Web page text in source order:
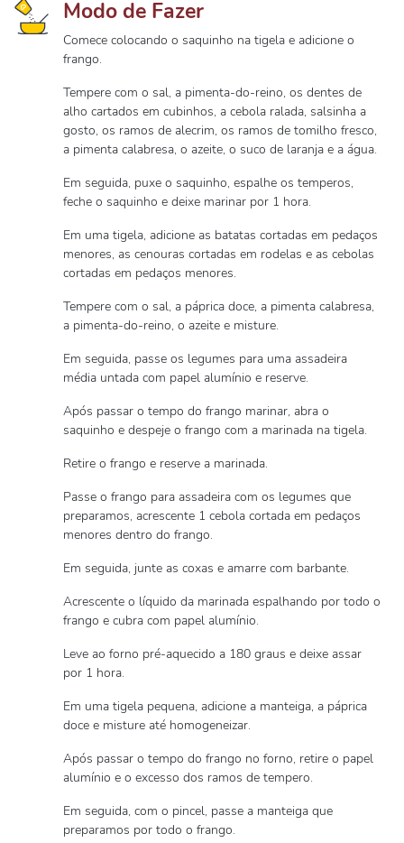
Modo de Fazer
Comece colocando o saquinho na tigela e adicione o
frango.
Tempere com o sal, a pimenta-do-reino, os dentes de
alho cartados em cubinhos, a cebola ralada, salsinha a
gosto, os ramos de alecrim, os ramos de tomilho fresco,
a pimenta calabresa, o azeite, o suco de laranja e a água.
Em seguida, puxe o saquinho, espalhe os temperos,
feche o saquinho e deixe marinar por 1 hora.
Em uma tigela, adicione as batatas cortadas em pedaços
menores, as cenouras cortadas em rodelas e as cebolas
cortadas em pedaços menores.
Tempere com o sal, a páprica doce, a pimenta calabresa,
a pimenta-do-reino, o azeite e misture.
Em seguida, passe os legumes para uma assadeira
média untada com papel alumínio e reserve.
Após passar o tempo do frango marinar, abra o
saquinho e despeje o frango com a marinada na tigela.
Retire o frango e reserve a marinada.
Passe o frango para assadeira com os legumes que
preparamos, acrescente 1 cebola cortada em pedaços
menores dentro do frango.
Em seguida, junte as coxas e amarre com barbante.
Acrescente o líquido da marinada espalhando por todo o
frango e cubra com papel alumínio.
Leve ao forno pré-aquecido a 180 graus e deixe assar
por 1 hora.
Em uma tigela pequena, adicione a manteiga, a páprica
doce e misture até homogeneizar.
Após passar o tempo do frango no forno, retire o papel
alumínio e o excesso dos ramos de tempero.
Em seguida, com o pincel, passe a manteiga que
preparamos por todo o frango.